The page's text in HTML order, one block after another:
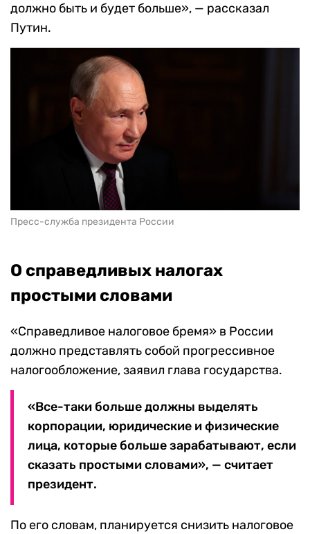
должно быть и будет больше», — рассказал
Путин.
Пресс-служба президента России
О справедливых налогах
простыми словами
«Справедливое налоговое бремя» в России
должно представлять собой прогрессивное
налогообложение, заявил глава государства.
«Все-таки больше должны выделять
корпорации, юридические и физические
лица, которые больше зарабатывают, если
сказать простыми словами», — считает
президент.
По его словам, планируется снизить налоговое